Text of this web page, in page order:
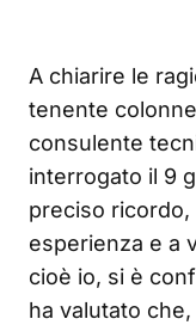
A chiarire le
tenente
consulente
interrogato il 9
preciso ricordo,
esperienza e a
cioè io, si è
ha valutato